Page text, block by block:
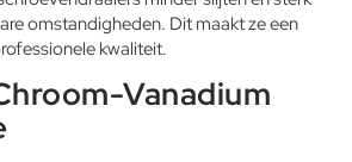
omstandigheden. Dit maakt ze een
kwaliteit.
Vanadium